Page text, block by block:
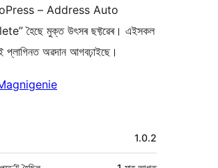
– Address Auto
হৈছে মুক্ত উৎসৰ ছফ্টৱেৰ। এইসকল
অৱদান আগবঢ়াইছে।
1.0.2